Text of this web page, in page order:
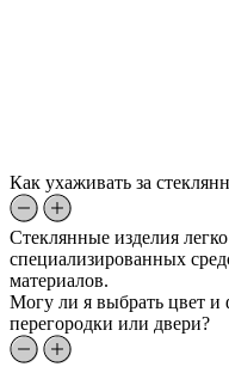
Как ухаживать за
Стеклянные изделия
специализированных
материалов.
Могу ли я выбрать цвет и
перегородки или двери?